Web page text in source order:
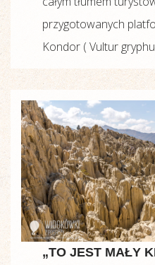
przygotowanych
Kondor ( Vultur
„TO JEST MAŁY